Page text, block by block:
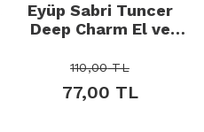
Eyüp Sabri Tuncer
Deep Charm El ve
110,00TL
77,00 TL